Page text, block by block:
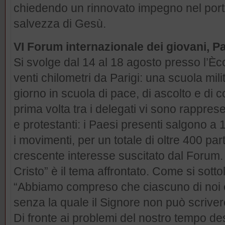
chiedendo un rinnovato impegno nel
salvezza di Gesù.
VI Forum internazionale dei giovani,
Si svolge dal 14 al 18 agosto presso
venti chilometri da Parigi: una scuola
giorno in scuola di pace, di ascolto e di
prima volta tra i delegati vi sono
e protestanti: i Paesi presenti salgono a
i movimenti, per un totale di oltre 400
crescente interesse suscitato dal
Cristo” è il tema affrontato. Come si
“Abbiamo compreso che ciascuno di
senza la quale il Signore non può
Di fronte ai problemi del nostro tempo